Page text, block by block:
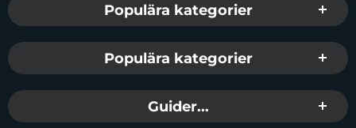
Populära kategorier
Populära kategorier
Guider...